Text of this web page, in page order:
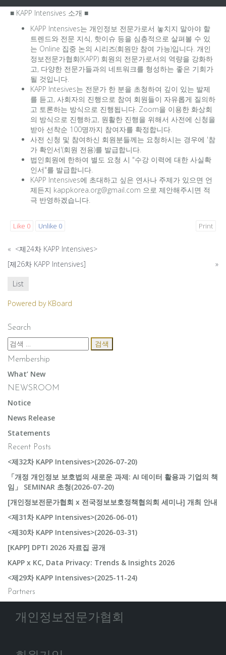
■ KAPP Intensives 소개 ■
KAPP Intensives는 개인정보 전문가로서 놓치지 말아야 할
트렌드와 전문 지식, 핫이슈 등을 심층적으로 살펴볼 수 있
는 Online 집중 논의 시리즈(회원만 참여 가능)입니다. 개인
정보전문가협회(KAPP) 회원의 전문가로서의 역량을 강화하
고, 다양한 전문가들과의 네트워크를 형성하는 좋은 기회가
될 것입니다.
KAPP Intesives는 전문가 한 분을 초청하여 깊이 있는 발제
를 듣고, 사회자의 진행으로 참여 회원들이 자유롭게 질의하
고 토론하는 방식으로 진행됩니다. Zoom을 이용한 화상회
의 방식으로 진행하고, 원활한 진행을 위해서 사전에 신청을
받아 선착순 100명까지 참여자를 확정합니다.
사전 신청 및 참여하신 회원분들께는 요청하시는 경우에 '참
가 확인서'(회원 전용)를 발급합니다.
법인회원에 한하여 별도 요청 시 "수강 이력에 대한 사실확
인서"를 발급합니다.
KAPP Intensives에 초대하고 싶은 연사나 주제가 있으면 언
제든지 kappkorea.org@gmail.com 으로 제안해주시면 적
극 반영하겠습니다.
Like 0 Unlike 0 Print
« <제24차 KAPP Intensives>
[제26차 KAPP Intensives]
»
List
Powered by KBoard
Search
검
색:
Membership
What’ New
NEWSROOM
Notice
News Release
Statements
Recent Posts
<제32차 KAPP Intensives>(2026-07-20)
「개정 개인정보 보호법의 새로운 과제: AI 데이터 활용과 기업의 책
임」 SEMINAR 초청(2026-07-20)
[개인정보전문가협회 x 전국정보보호정책협의회 세미나] 개최 안내
<제31차 KAPP Intensives>(2026-06-01)
<제30차 KAPP Intensives>(2026-03-31)
[KAPP] DPTI 2026 자료집 공개
KAPP x KC, Data Privacy: Trends & Insights 2026
<제29차 KAPP Intensives>(2025-11-24)
Partners
개인정보전문가협회